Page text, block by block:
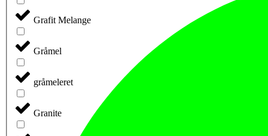
Grafit Melange
Gråmel
gråmeleret
Granite